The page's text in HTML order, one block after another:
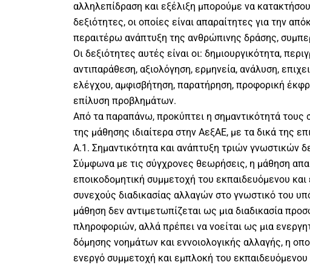
αλληλεπίδραση και εξέλιξη μπορούμε να
δεξιότητες, οι οποίες είναι απαραίτητες για την
περαιτέρω ανάπτυξη της ανθρώπινης δράσης,
Οι δεξιότητες αυτές είναι οι: δημιουργικότητα,
αντιπαράθεση, αξιολόγηση, ερμηνεία, ανάλυση,
ελέγχου, αμφισβήτηση, παρατήρηση, προφορική
επίλυση προβλημάτων.
Από τα παραπάνω, προκύπτει η σημαντικότητά τους
της μάθησης ιδιαίτερα στην ΑεξΑΕ, με τα δικά της
Α.1. Σημαντικότητα και ανάπτυξη τριών γνωστικών
Σύμφωνα με τις σύγχρονες θεωρήσεις, η μάθηση
εποικοδομητική συμμετοχή του εκπαιδευόμενου και
συνεχούς διαδικασίας αλλαγών στο γνωστικό του
μάθηση δεν αντιμετωπίζεται ως μια διαδικασία
πληροφοριών, αλλά πρέπει να νοείται ως μια
δόμησης νοημάτων και εννοιολογικής αλλαγής, η
ενεργό συμμετοχή και εμπλοκή του εκπαιδευόμενου